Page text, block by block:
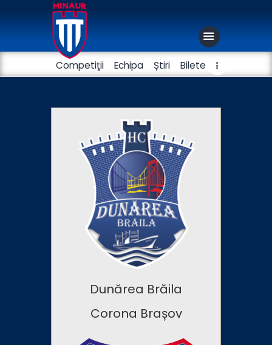
Competiţii Echipa Știri Bilete
Handbal masculin
Fotbal
Dunărea Brăila
Corona Brașov